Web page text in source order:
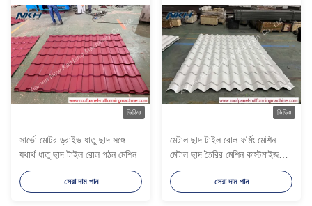
ভিডিও
সার্ভো মোটর ড্রাইভ ধাতু ছাদ সঙ্গে
যথার্থ ধাতু ছাদ টাইল রোল গঠন মেশিন
সেরা দাম পান
ভিডিও
মেটাল ছাদ টাইল রোল ফর্মিং মেশিন
মেটাল ছাদ তৈরির মেশিন কাস্টমাইজড
রোল ফর্মিং মেশিন
সেরা দাম পান